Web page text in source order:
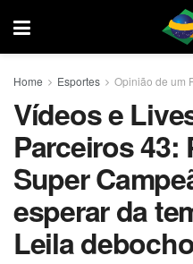
Home Esportes Opinião de um
Vídeos e
Parceiros 43:
Super
esperar da
Leila